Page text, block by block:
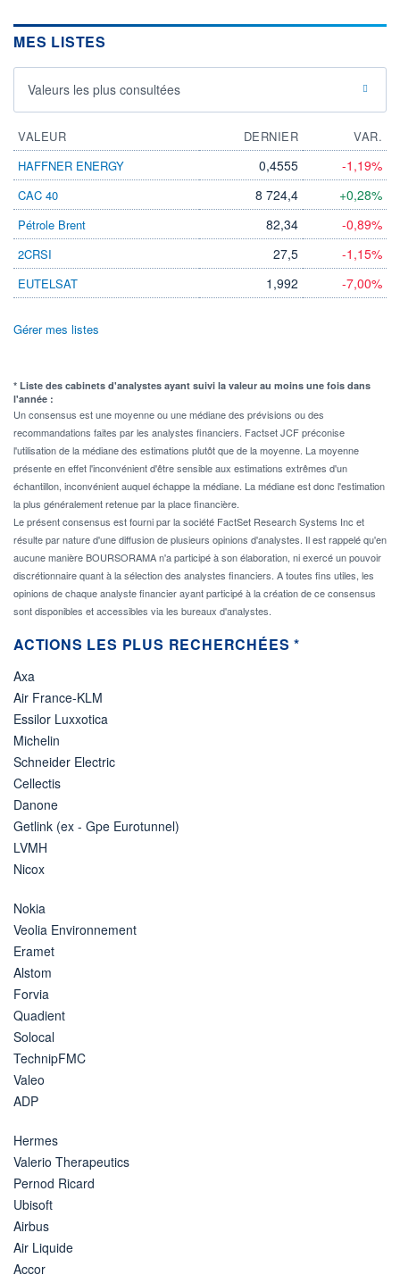
MES LISTES
Valeurs les plus consultées
VALEUR DERNIER
VAR.
HAFFNER ENERGY
0,4555 -1,19%
CAC 40 8 724,4 +0,28%
Pétrole Brent 82,34 -0,89%
2CRSI 27,5 -1,15%
EUTELSAT 1,992 -7,00%
Gérer mes listes
* Liste des cabinets d'analystes ayant suivi la valeur au moins une fois dans
l'année :
Un consensus est une moyenne ou une médiane des prévisions ou des
recommandations faites par les analystes financiers. Factset JCF préconise
l'utilisation de la médiane des estimations plutôt que de la moyenne. La moyenne
présente en effet l'inconvénient d'être sensible aux estimations extrêmes d'un
échantillon, inconvénient auquel échappe la médiane. La médiane est donc l'estimation
la plus généralement retenue par la place financière.
Le présent consensus est fourni par la société FactSet Research Systems Inc et
résulte par nature d'une diffusion de plusieurs opinions d'analystes. Il est rappelé qu'en
aucune manière BOURSORAMA n'a participé à son élaboration, ni exercé un pouvoir
discrétionnaire quant à la sélection des analystes financiers. A toutes fins utiles, les
opinions de chaque analyste financier ayant participé à la création de ce consensus
sont disponibles et accessibles via les bureaux d'analystes.
ACTIONS LES PLUS RECHERCHÉES *
Axa
Air France-KLM
Essilor Luxxotica
Michelin
Schneider Electric
Cellectis
Danone
Getlink (ex - Gpe Eurotunnel)
LVMH
Nicox
Nokia
Veolia Environnement
Eramet
Alstom
Forvia
Quadient
Solocal
TechnipFMC
Valeo
ADP
Hermes
Valerio Therapeutics
Pernod Ricard
Ubisoft
Airbus
Air Liquide
Accor